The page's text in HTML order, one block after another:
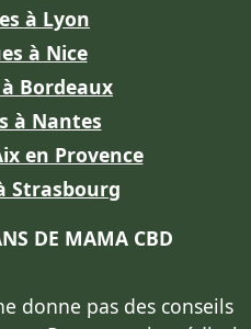
à Lyon
à Nice
Bordeaux
à Nantes
en Provence
Strasbourg
DE MAMA CBD
donne pas des conseils